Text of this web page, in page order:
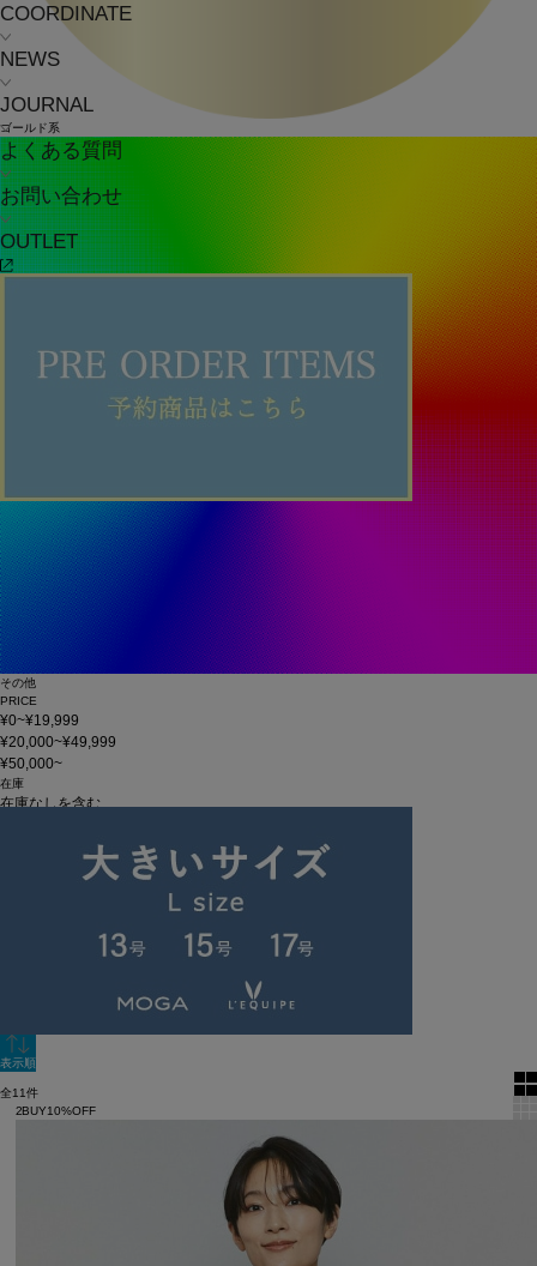
COORDINATE
NEWS
JOURNAL
よくある質問
お問い合わせ
OUTLET
ゴールド系
その他
PRICE
¥0~¥19,999
¥20,000~¥49,999
¥50,000~
在庫
在庫なしを含む
表示順
全11件
2BUY10%OFF